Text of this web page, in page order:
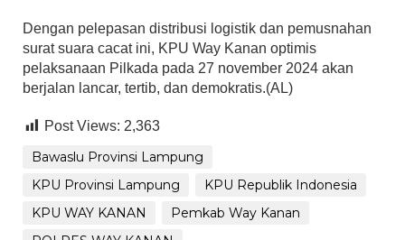
Dengan pelepasan distribusi logistik dan pemusnahan
surat suara cacat ini, KPU Way Kanan optimis
pelaksanaan Pilkada pada 27 november 2024 akan
berjalan lancar, tertib, dan demokratis.(AL)
Post Views: 2,363
Bawaslu Provinsi Lampung
KPU Provinsi Lampung
KPU Republik Indonesia
KPU WAY KANAN
Pemkab Way Kanan